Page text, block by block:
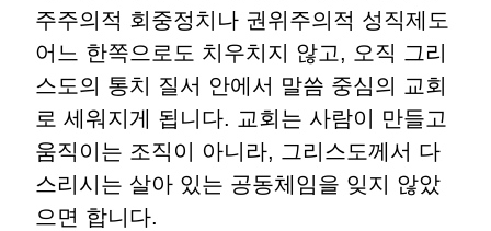
주주의적 회중정치나 권위주의적 성직제도
어느 한쪽으로도 치우치지 않고, 오직 그리
스도의 통치 질서 안에서 말씀 중심의 교회
로 세워지게 됩니다. 교회는 사람이 만들고
움직이는 조직이 아니라, 그리스도께서 다
스리시는 살아 있는 공동체임을 잊지 않았
으면 합니다.